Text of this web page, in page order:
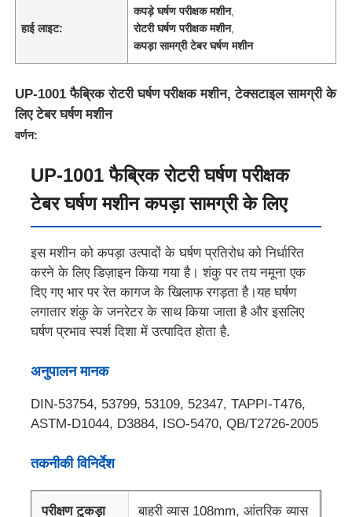
उत्पाद
हाई लाइट:
कपड़े घर्षण परीक्षक मशीन,
रोटरी घर्षण परीक्षक मशीन,
कपड़ा सामग्री टेबर घर्षण मशीन
UP-1001 फैब्रिक रोटरी घर्षण परीक्षक मशीन, टेक्सटाइल सामग्री के
लिए टेबर घर्षण मशीन
वर्णन:
UP-1001 फैब्रिक रोटरी घर्षण परीक्षक
टेबर घर्षण मशीन कपड़ा सामग्री के लिए
इस मशीन को कपड़ा उत्पादों के घर्षण प्रतिरोध को निर्धारित
करने के लिए डिज़ाइन किया गया है। शंकु पर तय नमूना एक
दिए गए भार पर रेत कागज के खिलाफ रगड़ता है।यह घर्षण
लगातार शंकु के जनरेटर के साथ किया जाता है और इसलिए
घर्षण प्रभाव स्पर्श दिशा में उत्पादित होता है.
अनुपालन मानक
DIN-53754, 53799, 53109, 52347, TAPPI-T476,
ASTM-D1044, D3884, ISO-5470, QB/T2726-2005
तकनीकी विनिर्देश
परीक्षण टुकड़ा
बाहरी व्यास 108mm, आंतरिक व्यास